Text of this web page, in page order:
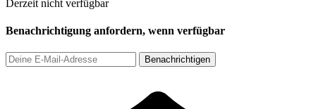
Derzeit nicht verfügbar
Benachrichtigung anfordern, wenn verfügbar
Benachrichtigen